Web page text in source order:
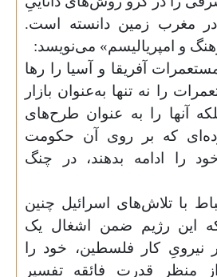
مغرب زمین دانسته است.
و امپریالیسم» می‌نویسد:
آفریقا و آسیا را رها
را نه تنها به‌عنوان بازار
آنها را به عنوان طرح‌های
که بر روی آن حکومت
را ادامه بدهند، در چنگ
با تلاش‌های اسرائیل چنین
این رژیم ضمن اشغال یک
نیرویِ کار فلسطین، خود را
منظر قدرت‌ فائقه تفسیر